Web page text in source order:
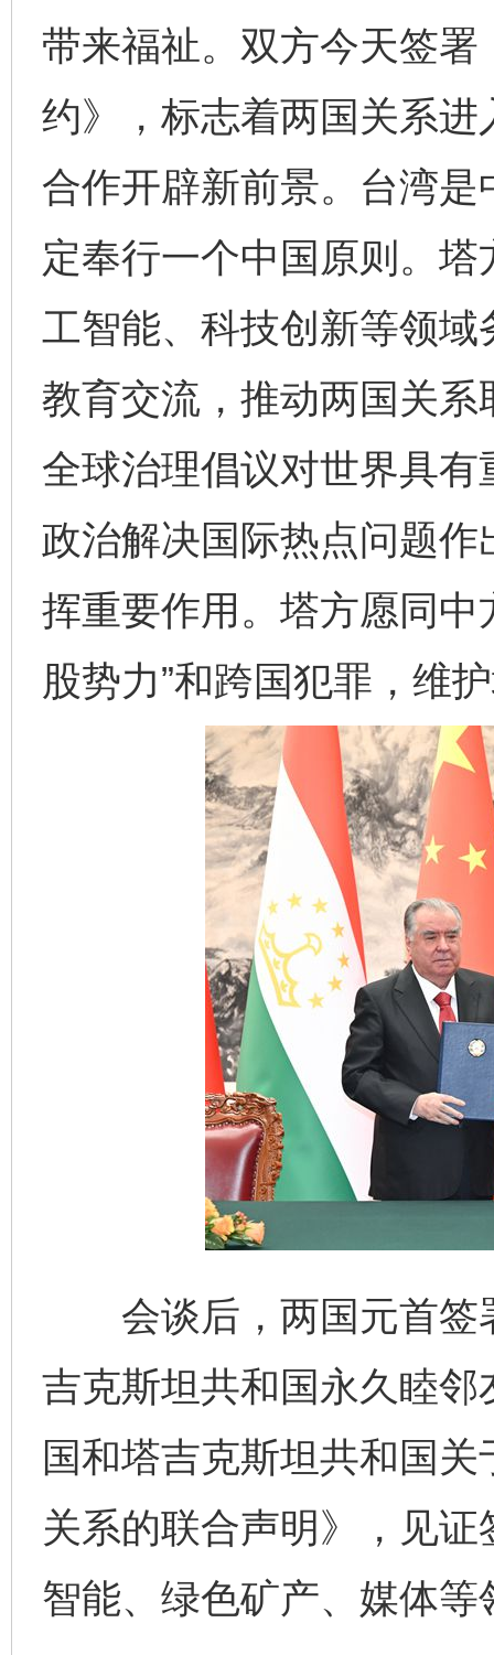
带来福祉。双方今天签
约》，标志着两国关系
合作开辟新前景。台湾
定奉行一个中国原则。
工智能、科技创新等领
教育交流，推动两国关
全球治理倡议对世界具
政治解决国际热点问题
挥重要作用。塔方愿同中
股势力”和跨国犯罪，维
会谈后，两国元首签
吉克斯坦共和国永久睦
国和塔吉克斯坦共和国
关系的联合声明》，见
智能、绿色矿产、媒体